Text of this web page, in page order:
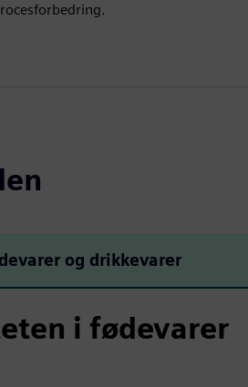
og drikkevarer
i fødevarer